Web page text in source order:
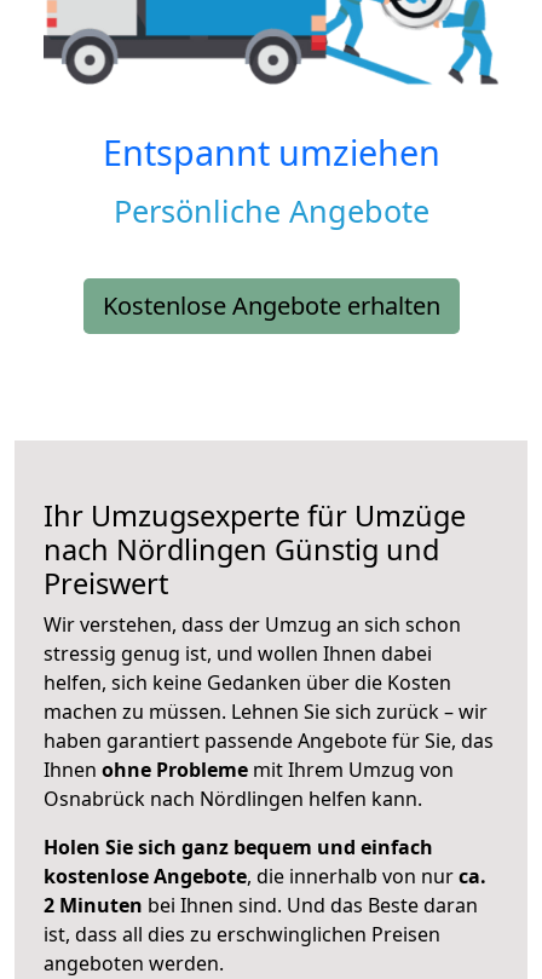
Entspannt umziehen
Persönliche Angebote
Kostenlose Angebote erhalten
Ihr Umzugsexperte für Umzüge
nach Nördlingen Günstig und
Preiswert
Wir verstehen, dass der Umzug an sich schon
stressig genug ist, und wollen Ihnen dabei
helfen, sich keine Gedanken über die Kosten
machen zu müssen. Lehnen Sie sich zurück – wir
haben garantiert passende Angebote für Sie, das
Ihnen ohne Probleme mit Ihrem Umzug von
Osnabrück nach Nördlingen helfen kann.
Holen Sie sich ganz bequem und einfach
kostenlose Angebote, die innerhalb von nurca.
2 Minuten bei Ihnen sind. Und das Beste daran
ist, dass all dies zu erschwinglichen Preisen
angeboten werden.